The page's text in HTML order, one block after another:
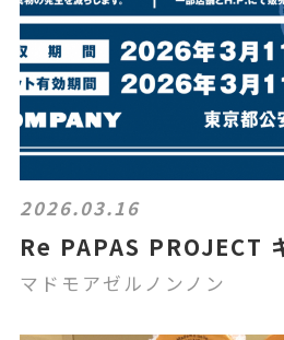
2026.03.16
Re PAPAS PROJECT
マドモアゼルノンノン